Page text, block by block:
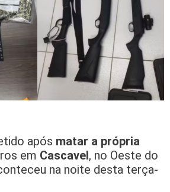
após matar a própria
em Cascavel, no Oeste do
na noite desta terça-